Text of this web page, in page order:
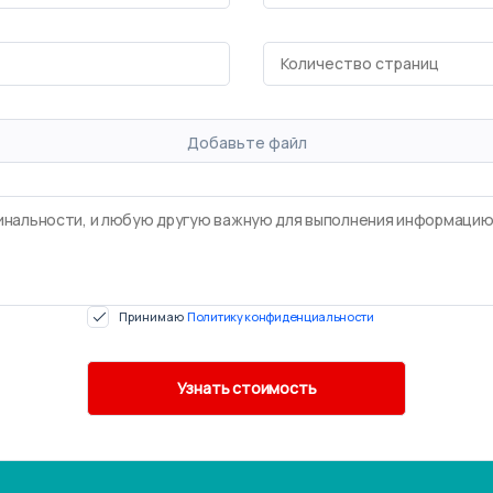
Добавьте файл
Принимаю Политику конфиденциальности